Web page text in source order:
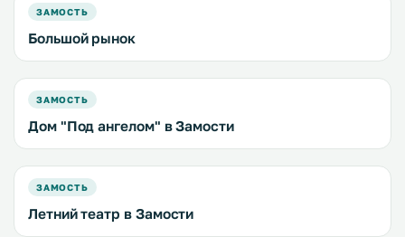
ЗАМОСТЬ
Большой рынок
ЗАМОСТЬ
Дом "Под ангелом" в Замости
ЗАМОСТЬ
Летний театр в Замости